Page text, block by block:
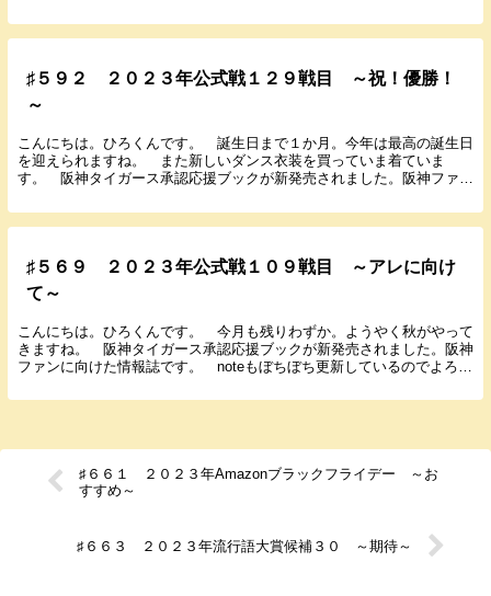
♯５９２ ２０２３年公式戦１２９戦目 ～祝！優勝！
～
こんにちは。ひろくんです。 誕生日まで１か月。今年は最高の誕生日
を迎えられますね。 また新しいダンス衣装を買っていま着ていま
す。 阪神タイガース承認応援ブックが新発売されました。阪神ファン
♯５６９ ２０２３年公式戦１０９戦目 ～アレに向け
て～
こんにちは。ひろくんです。 今月も残りわずか。ようやく秋がやって
きますね。 阪神タイガース承認応援ブックが新発売されました。阪神
ファンに向けた情報誌です。 noteもぼちぼち更新しているのでよろし
♯６６１ ２０２３年Amazonブラックフライデー ～お
すすめ～
♯６６３ ２０２３年流行語大賞候補３０ ～期待～